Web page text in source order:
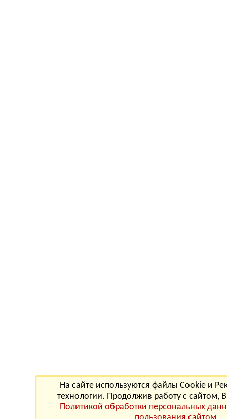
На сайте используются файлы Cookie и
технологии. Продолжив работу с сайтом,
Политикой обработки персональных